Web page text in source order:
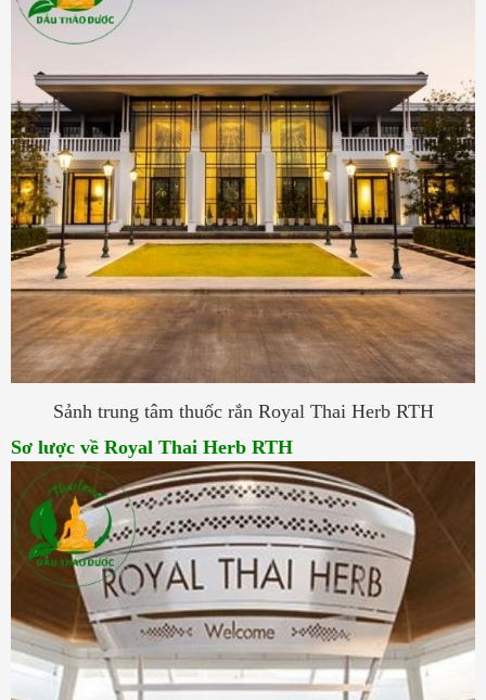
Sảnh trung tâm thuốc rắn Royal Thai Herb RTH
Sơ lược về Royal Thai Herb RTH